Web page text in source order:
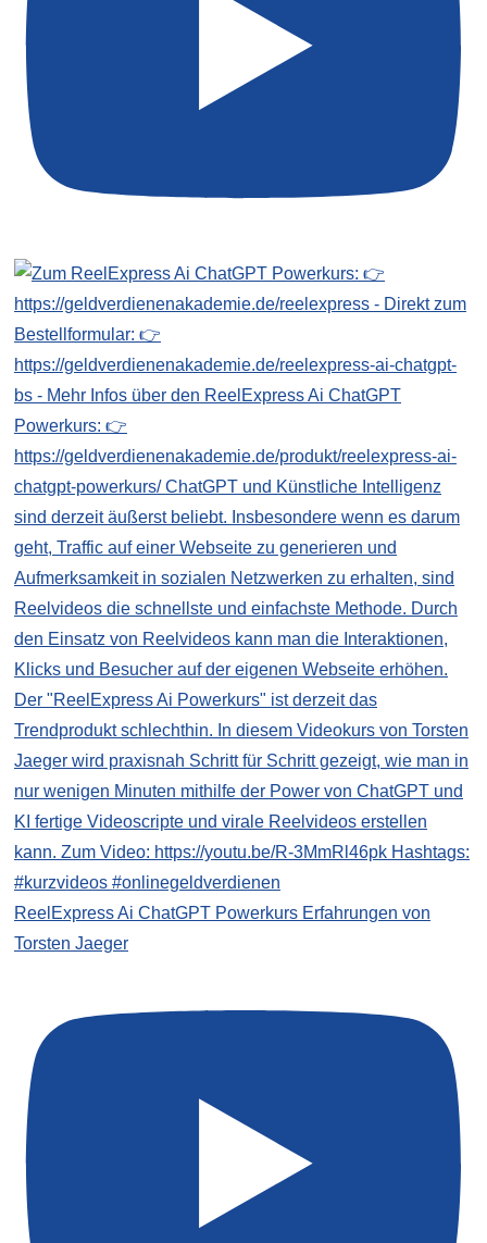
ReelExpress Ai ChatGPT Powerkurs Erfahrungen von
Torsten Jaeger